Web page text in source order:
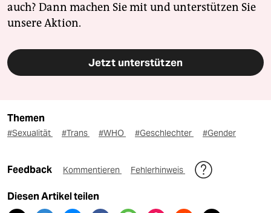
auch? Dann machen Sie mit und unterstützen Sie
unsere Aktion.
Jetzt unterstützen
Themen
#Sexualität #Trans #WHO #Geschlechter #Gender
Feedback Kommentieren Fehlerhinweis
Diesen Artikel teilen